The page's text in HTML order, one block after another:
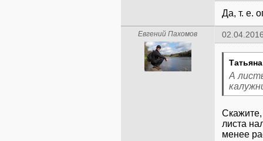
Да, т. е.
Евгений Пахомов
А
Скажите,
листа
менее